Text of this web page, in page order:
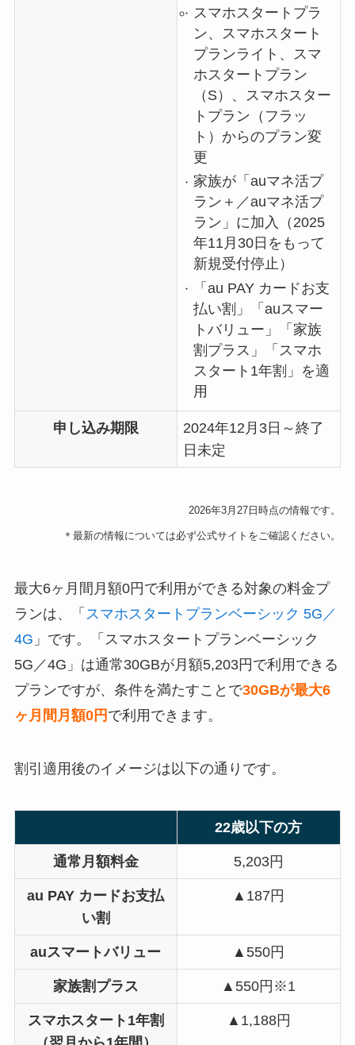
スマホスタートプラ
ン、スマホスタート
プランライト、スマ
ホスタートプラン
（S）、スマホスター
トプラン（フラッ
ト）からのプラン変
更
家族が「auマネ活プ
ラン＋／auマネ活プ
ラン」に加入（2025
年11月30日をもって
新規受付停止）
「au PAY カードお支
払い割」「auスマー
トバリュー」「家族
割プラス」「スマホ
スタート1年割」を適
用
申し込み期限
2024年12月3日～終了
日未定
2026年3月27日時点の情報です。
＊最新の情報については必ず公式サイトをご確認ください。
最大6ヶ月間月額0円で利用ができる対象の料金プ
ランは、「 スマホスタートプランベーシック 5G／
4G 」です。「スマホスタートプランベーシック
5G／4G」は通常30GBが月額5,203円で利用できる
プランですが、条件を満たすことで30GBが最大6
ヶ月間月額0円 で利用できます。
割引適用後のイメージは以下の通りです。
22歳以下の方
通常月額料金 5,203円
au PAY カードお支払
い割
▲187円
auスマートバリュー ▲550円
家族割プラス ▲550円※1
スマホスタート1年割
▲1,188円